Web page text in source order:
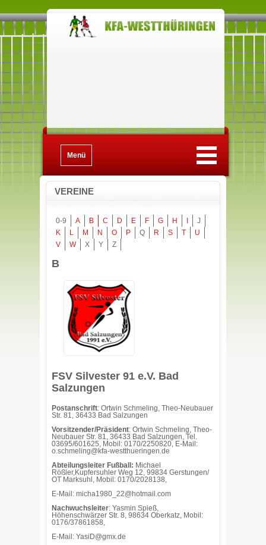
Menü
VEREINE
0-9 A B C D E F G H
J
K
L M N O P Q R S T
U
V
W X Y Z
B
FSV Silvester 91 e.V. Bad
Salzungen
Postanschrift: Ortwin Schmeling, Theo-Neubauer
Str. 81, 36433 Bad Salzungen
Vorsitzender/Präsident: Ortwin Schmeling, Theo-
Neubauer Str. 81, 36433 Bad Salzungen, Tel.
03695/601625, Mobil: 0170/2250820, E-Mail:
o.schmeling@kfa-westthueringen.de
Abteilungsleiter Fußball: Michael
Rößler,Kupfersuhler Weg 12, 99834 Gerstungen/
OT Marksuhl, Mobil: 0170/2028138,
E-Mail: micha1980_22@hotmail.com
Nachwuchsleiter: Yasmin Spieß,
Höhenschwärzer Str. 8, 98634 Oberkatz, Mobil:
0176/37861858,
E-Mail: YasiD@gmx.de